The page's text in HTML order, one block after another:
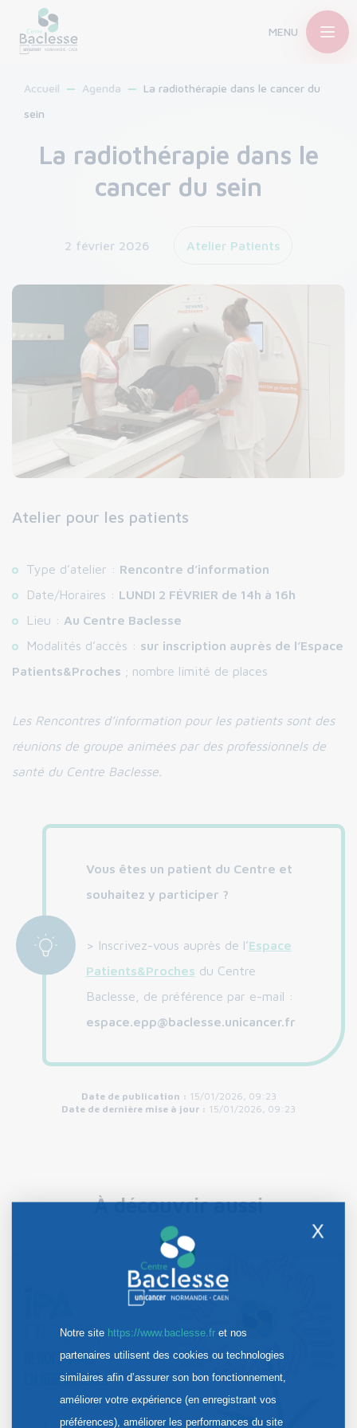
MENU
Accueil Agenda
La radiothérapie dans le cancer du
sein
La radiothérapie dans le
cancer du sein
2 février 2026 Atelier Patients
Atelier pour les patients
Type d’atelier : Rencontre d’information
Date/Horaires : LUNDI 2 FÉVRIER de 14h à 16h
Lieu : Au Centre Baclesse
Modalités d’accès : sur inscription auprès de l’Espace
Patients&Proches ; nombre limité de places
Les Rencontres d’information pour les patients sont des
réunions de groupe animées par des professionnels de
santé du Centre Baclesse.
Vous êtes un patient du Centre et
souhaitez y participer ?
> Inscrivez-vous auprès de l’Espace
Patients&Proches du Centre
Baclesse, de préférence par e-mail :
espace.epp@baclesse.unicancer.fr
Date de publication : 15/01/2026, 09:23
Date de dernière mise à jour : 15/01/2026, 09:23
À découvrir aussi
X
Notre site https://www.baclesse.fret nos
partenaires utilisent des cookies ou technologies
similaires afin d’assurer son bon fonctionnement,
améliorer votre expérience (en enregistrant vos
préférences), améliorer les performances du site